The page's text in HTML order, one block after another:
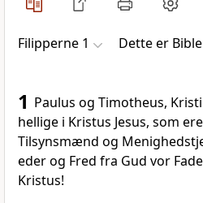
Filipperne 1 Dette er
1 Paulus og Timotheus,
hellige i Kristus Jesus, som
Tilsynsmænd og
eder og Fred fra Gud vor
Kristus!